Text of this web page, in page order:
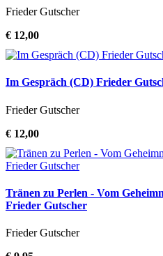
Frieder Gutscher
€ 12,00
Im Gespräch (CD) Frieder
Frieder Gutscher
€ 12,00
Tränen zu Perlen - Vom
Frieder Gutscher
Frieder Gutscher